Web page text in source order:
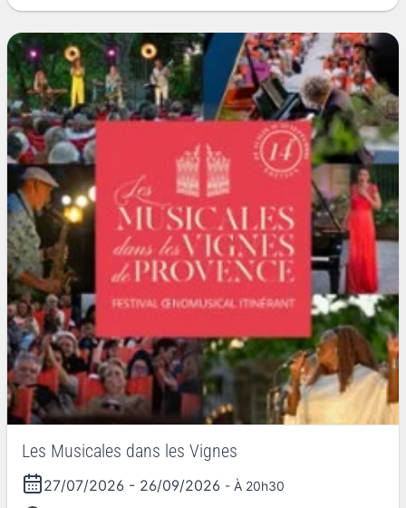
Les Musicales dans les Vignes
27/07/2026 - 26/09/2026 - À 20h30